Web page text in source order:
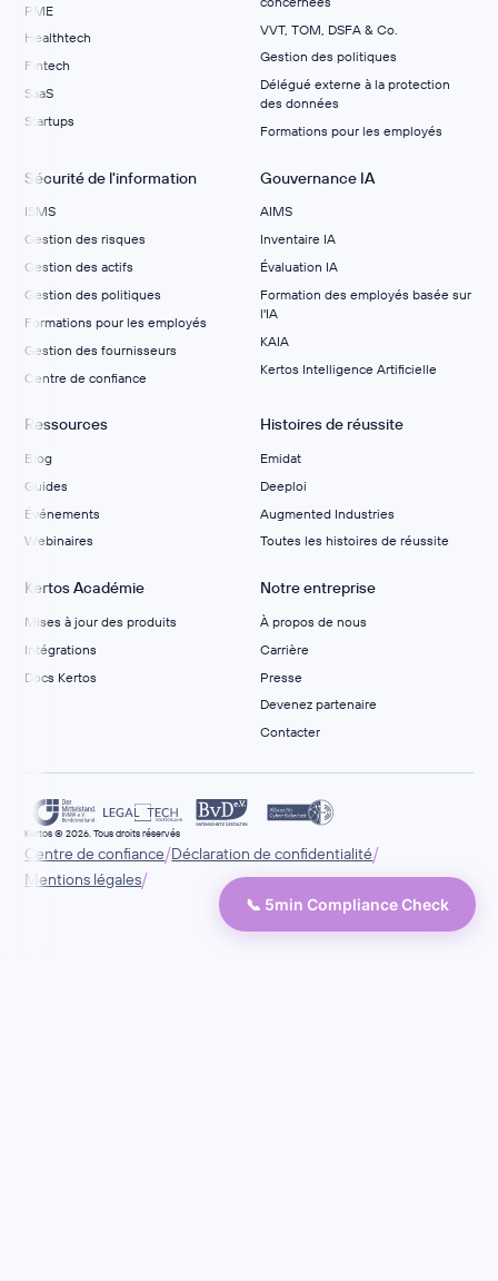
PME
Healthtech
Fintech
SaaS
Startups
VVT, TOM, DSFA & Co.
Gestion des politiques
Délégué externe à la protection
des données
Formations pour les employés
Sécurité de l'information
ISMS
Gestion des risques
Gestion des actifs
Gestion des politiques
Formations pour les employés
Gestion des fournisseurs
Centre de confiance
Gouvernance IA
AIMS
Inventaire IA
Évaluation IA
Formation des employés basée sur
l'IA
KAIA
Kertos Intelligence Artificielle
Ressources
Blog
Guides
Événements
Webinaires
Histoires de réussite
Emidat
Deeploi
Augmented Industries
Toutes les histoires de réussite
Kertos Académie
Mises à jour des produits
Intégrations
Docs Kertos
Notre entreprise
À propos de nous
Carrière
Presse
Devenez partenaire
Contacter
Kertos © 2026. Tous droits réservés
Centre de confiance/Déclaration de confidentialité/
Mentions légales/
📞 5min Compliance Check